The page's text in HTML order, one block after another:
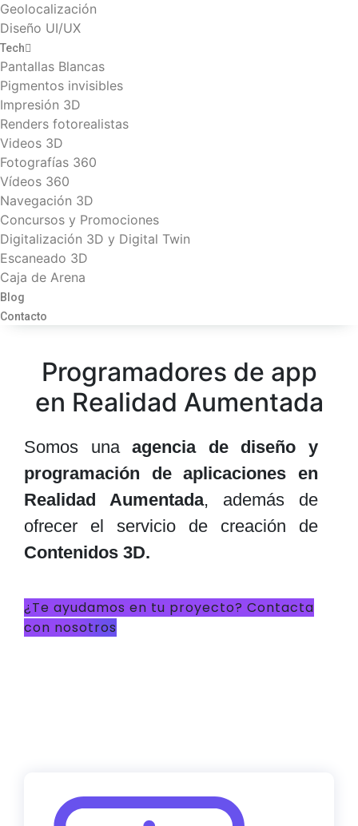
Geolocalización
Diseño UI/UX
Tech
Pantallas Blancas
Pigmentos invisibles
Impresión 3D
Renders fotorealistas
Videos 3D
Fotografías 360
Vídeos 360
Navegación 3D
Concursos y Promociones
Digitalización 3D y Digital Twin
Escaneado 3D
Caja de Arena
Blog
Contacto
Programadores de app
en Realidad Aumentada
Somos unaagencia de diseño y
programación de aplicaciones en
Realidad Aumentada, además de
ofrecer el servicio de creación de
Contenidos 3D.
¿Te ayudamos en tu proyecto? Contacta
con nosotros